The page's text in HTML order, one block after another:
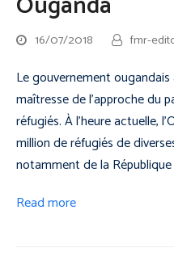
16/07/2018 fmr-
Le gouvernement
maîtresse de l’approche du
réfugiés. À l’heure actuelle,
million de réfugiés de
notamment de la
Read more